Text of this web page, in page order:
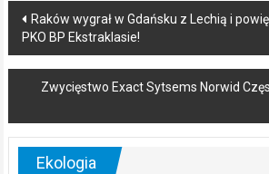
Post
navigation
Raków wygrał w Gdańsku z Lechią i
PKO BP Ekstraklasie!
Zwycięstwo Exact Sytsems Norwid
Ekologia